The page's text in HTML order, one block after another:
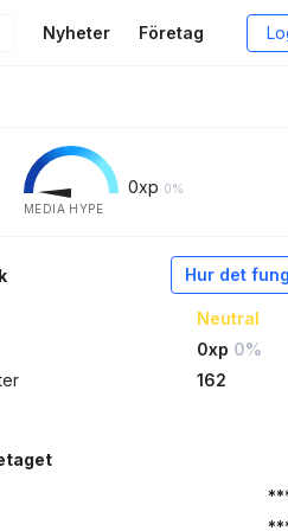
Nyheter Företag
0xp 0%
MEDIA HYPE
Hur det
Neutral
0xp 0%
162